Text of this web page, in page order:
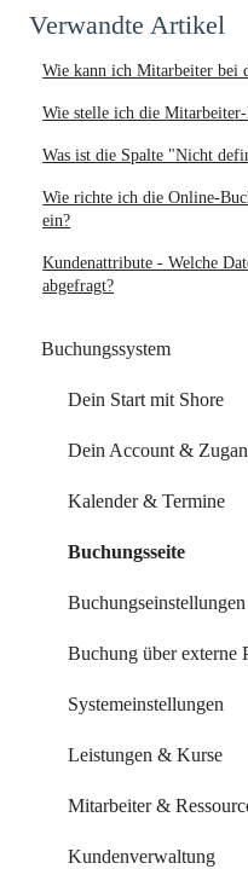
Verwandte Artikel
Wie kann ich Mitarbeiter bei
Wie stelle ich die
Was ist die Spalte "Nicht
Wie richte ich die Online-
ein?
Kundenattribute - Welche
abgefragt?
Buchungssystem
Dein Start mit Shore
Dein Account &
Kalender & Termine
Buchungsseite
Buchungseinstellungen
Buchung über externe
Systemeinstellungen
Leistungen & Kurse
Mitarbeiter &
Kundenverwaltung